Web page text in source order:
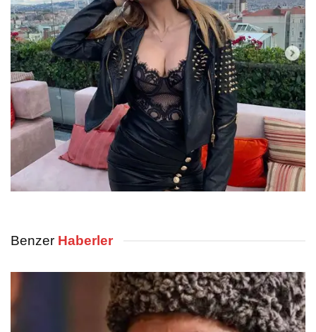
Benzer Haberler